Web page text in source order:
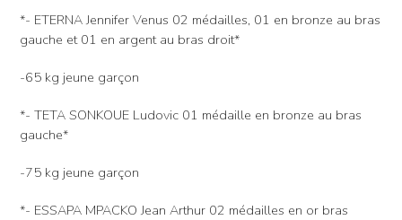
*- ETERNA Jennifer Venus 02 médailles, 01 en bronze au bras
gauche et 01 en argent au bras droit*
-65 kg jeune garçon
*- TETA SONKOUE Ludovic 01 médaille en bronze au bras
gauche*
-75 kg jeune garçon
*- ESSAPA MPACKO Jean Arthur 02 médailles en or bras